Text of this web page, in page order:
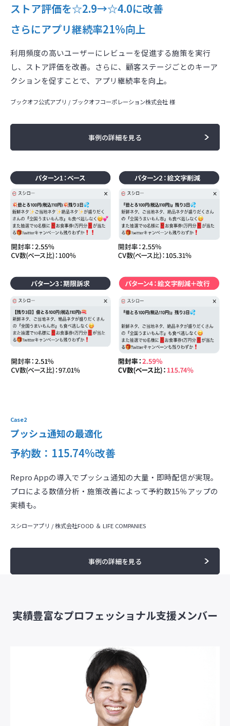
ストア評価を☆2.9→☆4.0に改善
さらにアプリ継続率21%向上
利⽤頻度の⾼いユーザーにレビューを促進する施策を実⾏
し、ストア評価を改善。さらに、顧客ステージごとのキーア
クションを促すことで、アプリ継続率を向上。
ブックオフ公式アプリ / ブックオフコーポレーション株式会社 様
事例の詳細を見る
Case2
プッシュ通知の最適化
予約数 ：115.74%改善
Repro Appの導入でプッシュ通知の大量・即時配信が実現。
プロによる数値分析・施策改善によって予約数15％アップの
実績も。
スシローアプリ / 株式会社FOOD ＆ LIFE COMPANIES
事例の詳細を見る
実績豊富なプロフェッショナル支援メンバー